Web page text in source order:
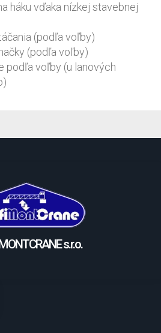
háku vďaka nízkej stavebnej
(podľa voľby)
(podľa voľby)
podľa voľby (u lanových
s.r.o.